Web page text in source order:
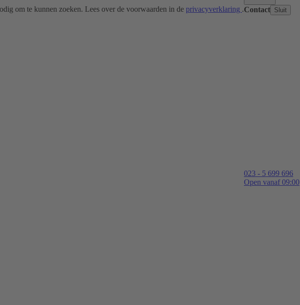
om te kunnen zoeken. Lees over de voorwaarden in de privacyverklaring .Contact Sluit
023 - 5 699 696
Open vanaf 09:00